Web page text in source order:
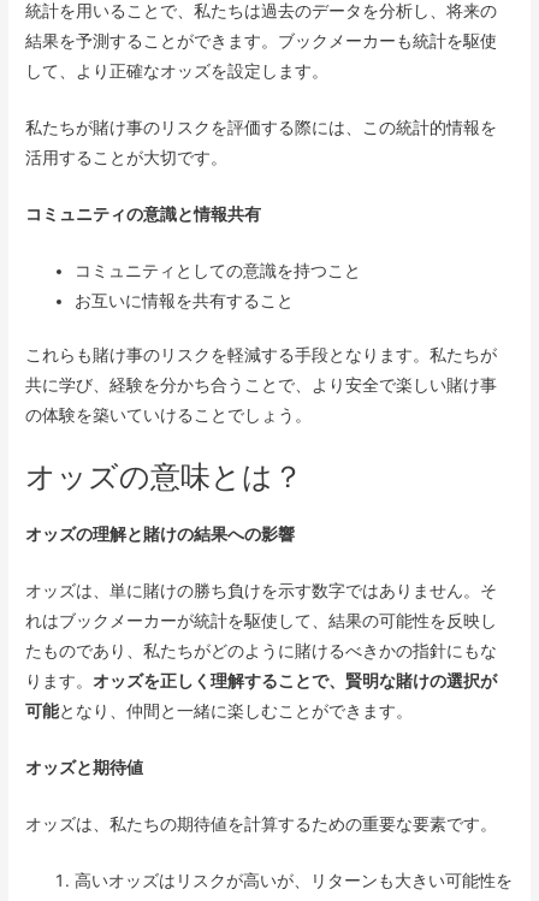
統計を用いることで、私たちは過去のデータを分析し、将来の
結果を予測することができます。ブックメーカーも統計を駆使
して、より正確なオッズを設定します。
私たちが賭け事のリスクを評価する際には、この統計的情報を
活用することが大切です。
コミュニティの意識と情報共有
コミュニティとしての意識を持つこと
お互いに情報を共有すること
これらも賭け事のリスクを軽減する手段となります。私たちが
共に学び、経験を分かち合うことで、より安全で楽しい賭け事
の体験を築いていけることでしょう。
オッズの意味とは？
オッズの理解と賭けの結果への影響
オッズは、単に賭けの勝ち負けを示す数字ではありません。そ
れはブックメーカーが統計を駆使して、結果の可能性を反映し
たものであり、私たちがどのように賭けるべきかの指針にもな
ります。オッズを正しく理解することで、賢明な賭けの選択が
可能となり、仲間と一緒に楽しむことができます。
オッズと期待値
オッズは、私たちの期待値を計算するための重要な要素です。
高いオッズはリスクが高いが、リターンも大きい可能性を